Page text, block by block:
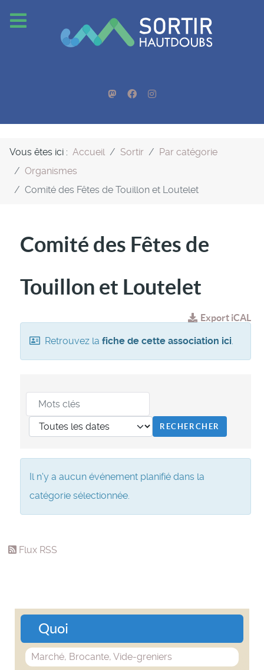
Vous êtes ici : Accueil Sortir
Par catégorie
Organismes
Comité des Fêtes de Touillon et Loutelet
Comité des Fêtes de
Touillon et Loutelet
Export iCAL
Retrouvez la fiche de cette association ici.
Il n'y a aucun événement planifié dans la
catégorie sélectionnée.
Flux RSS
Quoi
Marché, Brocante, Vide-greniers